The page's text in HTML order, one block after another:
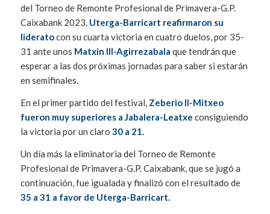
del Torneo de Remonte Profesional de Primavera-G.P.
Caixabank 2023.Uterga-Barricart reafirmaron su
lideratocon su cuarta victoria en cuatro duelos, por 35-
31 ante unos Matxin III-Agirrezabala que tendrán que
esperar a las dos próximas jornadas para saber si estarán
en semifinales.
En el primer partido del festival, Zeberio II-Mitxeo
fueron muy superiores a Jabalera-Leatxe consiguiendo
la victoria por un claro 30 a 21.
Un día más la eliminatoria del Torneo de Remonte
Profesional de Primavera-G.P. Caixabank, que se jugó a
continuación, fue igualada y finalizó con el resultado de
35 a 31 a favor de Uterga-Barricart.